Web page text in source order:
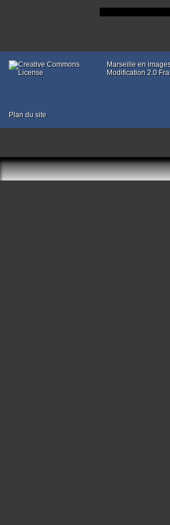
Marseille en
Modification 2.0
Plan du site